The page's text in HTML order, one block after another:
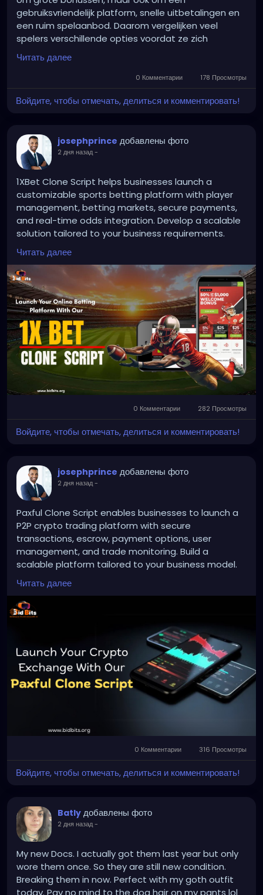
gebruiksvriendelijk platform, snelle uitbetalingen en
een ruim spelaanbod. Daarom vergelijken veel
spelers verschillende opties voordat ze zich
registreren. Tijdens mijn zoektocht kwam ik ook
https://winnit-casino.net/
om eerst de beschikbare spellen, betaalmethoden
en bonusvoorwaarden goed te bekijken, zodat je
een casino kiest dat echt bij jouw speelstijl past.
Читать далее
0 Комментарии 178 Просмотры
Войдите, чтобы отмечать, делиться и комментировать!
josephprince добавлены фото
2 дня назад-
1XBet Clone Script helps businesses launch a
customizable sports betting platform with player
management, betting markets, secure payments,
and real-time odds integration. Develop a scalable
solution tailored to your business requirements.
To Know More:
https://bidbits.org/blog/1xbet-clone-
script
Any queries?
Contact: +91 90805 94078
Mail: business@bidbits.org
#1xbetclonescript
#sportsbettingplatform
#sportsbooksoftware
#gamingplatform
Читать далее
0 Комментарии 282 Просмотры
Войдите, чтобы отмечать, делиться и комментировать!
josephprince добавлены фото
2 дня назад-
Paxful Clone Script enables businesses to launch a
P2P crypto trading platform with secure
transactions, escrow, payment options, user
management, and trade monitoring. Build a
scalable platform tailored to your business model.
To Know More:
clone-script
Any queries?
Contact: +91 90805 94078
Mail: business@bidbits.org
#cryptoexchange
#web3
#digitalassets
#cryptoplatform
Читать далее
0 Комментарии 316 Просмотры
Войдите, чтобы отмечать, делиться и комментировать!
Batly добавлены фото
2 дня назад-
My new Docs. I actually got them last year but only
wore them once. So they are still new condition.
Breaking them in now. Perfect with my goth outfit
today. Pay no mind to the dog hair on my pants lol